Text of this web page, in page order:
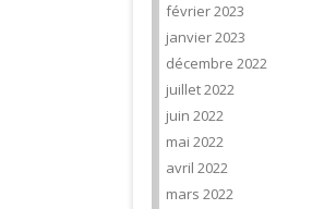
février 2023
janvier 2023
décembre 2022
juillet 2022
juin 2022
mai 2022
avril 2022
mars 2022